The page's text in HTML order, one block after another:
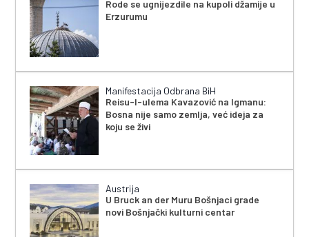
Rode se ugnijezdile na kupoli džamije u
Erzurumu
Manifestacija Odbrana BiH
Reisu-l-ulema Kavazović na Igmanu:
Bosna nije samo zemlja, već ideja za
koju se živi
Austrija
U Bruck an der Muru Bošnjaci grade
novi Bošnjački kulturni centar